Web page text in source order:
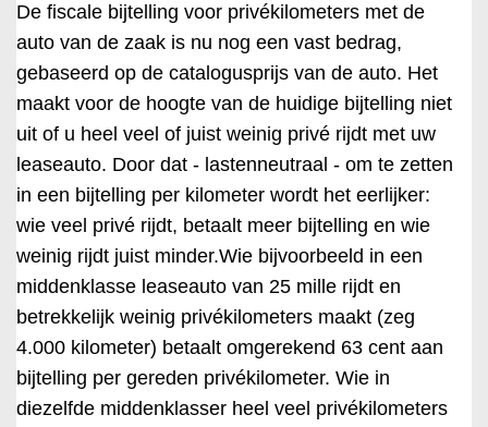
De fiscale bijtelling voor privékilometers met de
auto van de zaak is nu nog een vast bedrag,
gebaseerd op de catalogusprijs van de auto. Het
maakt voor de hoogte van de huidige bijtelling niet
uit of u heel veel of juist weinig privé rijdt met uw
leaseauto. Door dat - lastenneutraal - om te zetten
in een bijtelling per kilometer wordt het eerlijker:
wie veel privé rijdt, betaalt meer bijtelling en wie
weinig rijdt juist minder.Wie bijvoorbeeld in een
middenklasse leaseauto van 25 mille rijdt en
betrekkelijk weinig privékilometers maakt (zeg
4.000 kilometer) betaalt omgerekend 63 cent aan
bijtelling per gereden privékilometer. Wie in
diezelfde middenklasser heel veel privékilometers